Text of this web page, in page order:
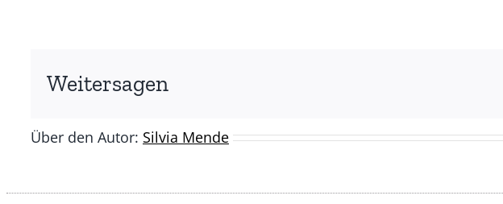
Weitersagen
Über den Autor: Silvia Mende